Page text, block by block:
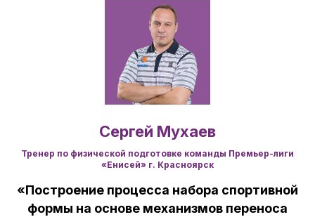
Сергей Мухаев
Тренер по физической подготовке команды Премьер-лиги
«Енисей» г. Красноярск
«Построение процесса набора спортивной
формы на основе механизмов переноса